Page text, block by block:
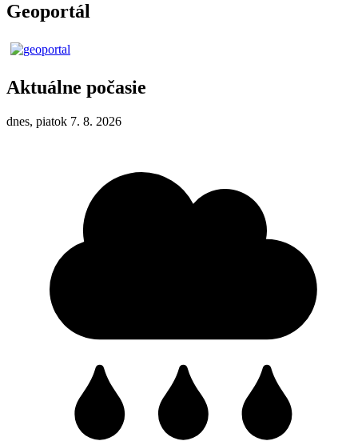
Geoportál
Aktuálne počasie
dnes, piatok 7. 8. 2026